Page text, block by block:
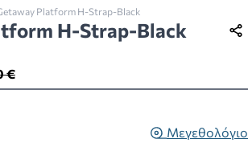
Platform H-Strap-Black
H-Strap-Black
€
Μεγεθολόγιο